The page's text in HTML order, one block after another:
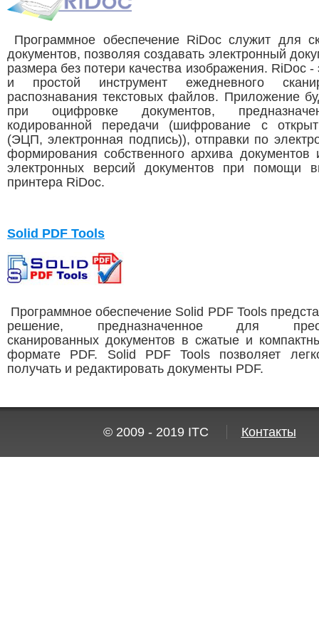
Программное обеспечение RiDoc служит для
документов, позволяя создавать электронный
размера без потери качества изображения. RiDoc -
и простой инструмент ежедневного
распознавания текстовых файлов. Приложение
при оцифровке документов,
кодированной передачи (шифрование с
(ЭЦП, электронная подпись)), отправки по
формирования собственного архива документов
электронных версий документов при помощи
принтера RiDoc.
Solid PDF Tools
Программное обеспечение Solid PDF Tools
решение, предназначенное для
сканированных документов в сжатые и
формате PDF. Solid PDF Tools позволяет
получать и редактировать документы PDF.
© 2009 - 2019 ITC Контакты